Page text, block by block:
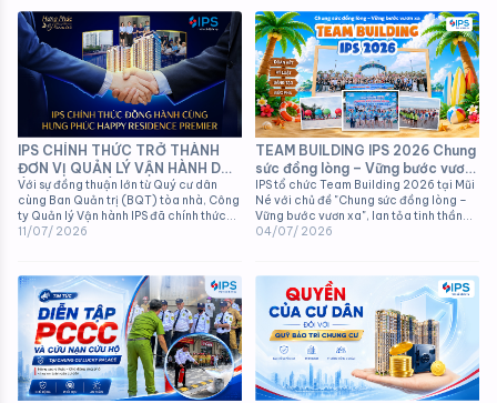
IPS CHÍNH THỨC TRỞ THÀNH
ĐƠN VỊ QUẢN LÝ VẬN HÀNH DỰ
ÁN HƯNG PHÚC HAPPY
RESIDENCE PREMIER (PHÚ MỸ
HƯNG)
Với sự đồng thuận lớn từ Quý cư dân
cùng Ban Quản trị (BQT) tòa nhà, Công
ty Quản lý Vận hành IPS đã chính thức
được lựa chọn để tiếp quản và điều
11/07/ 2026
TEAM BUILDING IPS 2026 Chung
sức đồng lòng – Vững bước vươn
xa
IPS tổ chức Team Building 2026 tại Mũi
Né với chủ đề "Chung sức đồng lòng –
Vững bước vươn xa", lan tỏa tinh thần
đoàn kết và văn hóa doanh nghiệp.
04/07/ 2026